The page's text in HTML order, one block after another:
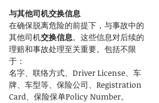
与其他司机交换信息
在确保脱离危险的前提下，与事故中的
其他司机交换信息。这些信息对后续的
理赔和事故处理至关重要。包括不限
于：
名字、联络方式、Driver License、车
牌、车型等、保险公司、Registration
Card、保险保单Policy Number。